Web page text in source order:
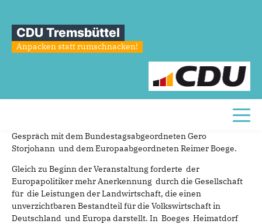
CDU Tremsbüttel
Anpacken statt rumschnacken!
Sie sind hier
GeroStorjohannund
imGesprächmitLandwirten
Am Donnerstagvormittag trafen sich Stormarner Landwirte
im „Gasthaus Mäcki“ in Bad Oldesloe zu einem Round-Table-
Gespräch mit dem Bundestagsabgeordneten Gero
Storjohann und dem Europaabgeordneten Reimer Boege.
Gleich zu Beginn der Veranstaltung forderte der
Europapolitiker mehr Anerkennung durch die Gesellschaft
für die Leistungen der Landwirtschaft, die einen
unverzichtbaren Bestandteil für die Volkswirtschaft in
Deutschland und Europa darstellt. In Boeges Heimatdorf